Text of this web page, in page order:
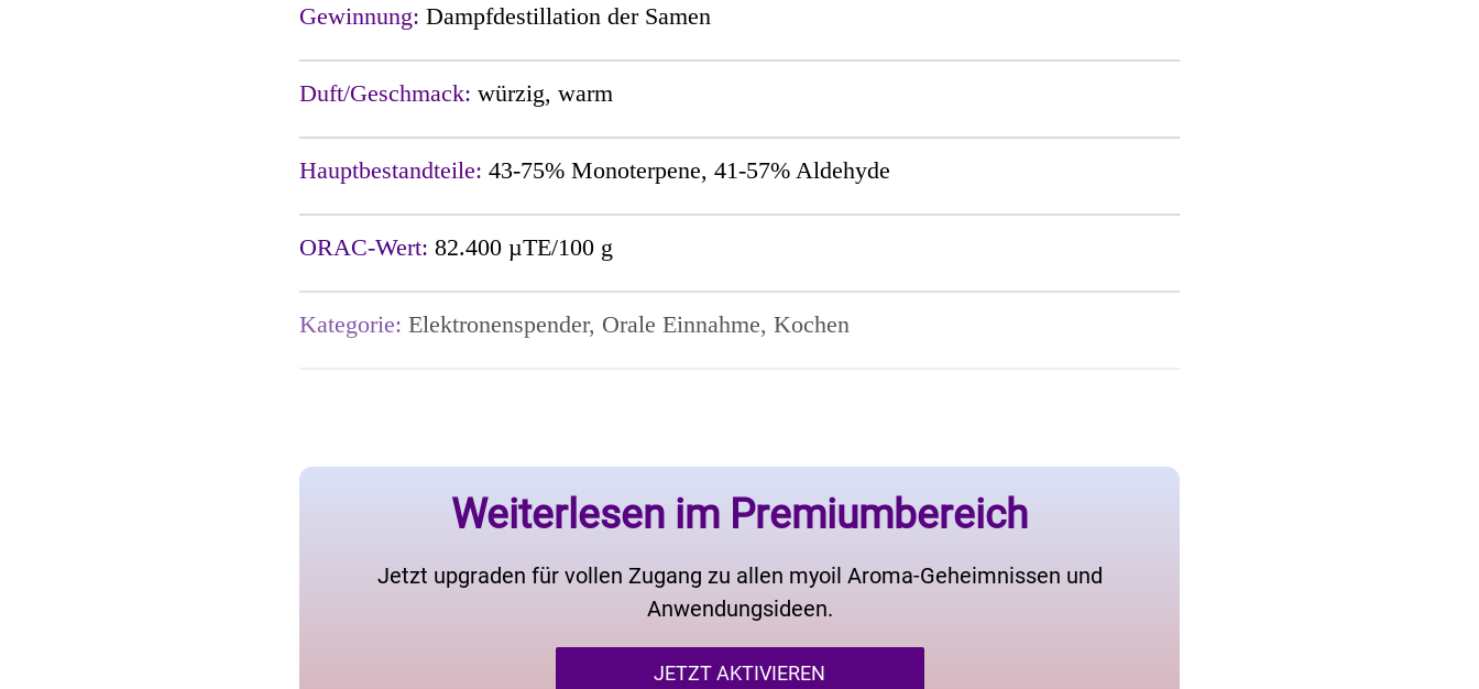
Gewinnung: Dampfdestillation der Samen
Duft/Geschmack: würzig, warm
Hauptbestandteile: 43-75% Monoterpene, 41-57% Aldehyde
ORAC-Wert: 82.400 µTE/100 g
Kategorie: Elektronenspender, Orale Einnahme, Kochen
Weiterlesen im Premiumbereich
Jetzt upgraden für vollen Zugang zu allen myoil Aroma-Geheimnissen und
Anwendungsideen.
JETZT AKTIVIEREN